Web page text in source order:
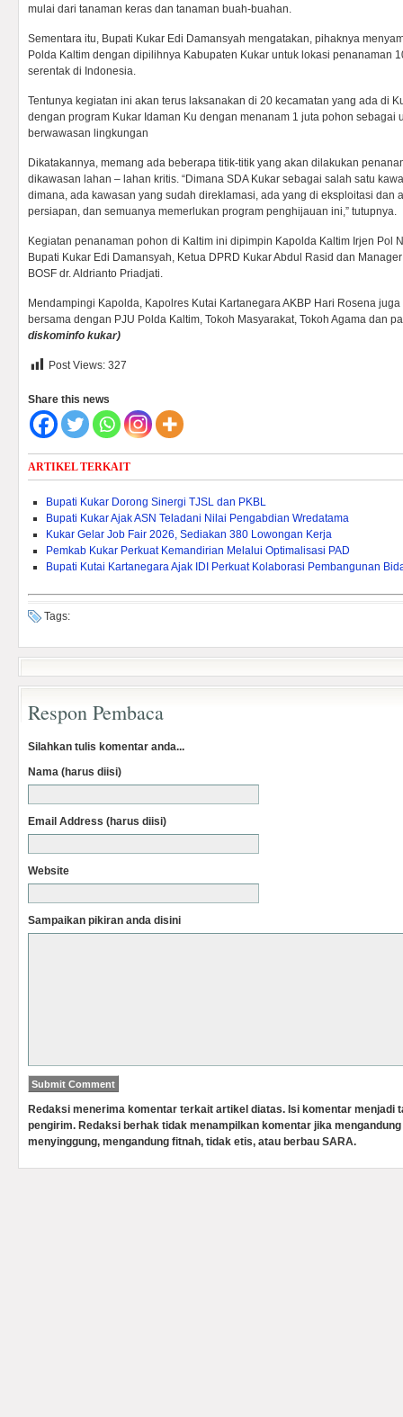
mulai dari tanaman keras dan tanaman buah-buahan.
Sementara itu, Bupati Kukar Edi Damansyah mengatakan, pihaknya
Polda Kaltim dengan dipilihnya Kabupaten Kukar untuk lokasi penanaman
serentak di Indonesia.
Tentunya kegiatan ini akan terus laksanakan di 20 kecamatan yang ada di
dengan program Kukar Idaman Ku dengan menanam 1 juta pohon sebagai
berwawasan lingkungan
Dikatakannya, memang ada beberapa titik-titik yang akan dilakukan
dikawasan lahan – lahan kritis. “Dimana SDA Kukar sebagai salah satu
dimana, ada kawasan yang sudah direklamasi, ada yang di eksploitasi dan
persiapan, dan semuanya memerlukan program penghijauan ini,” tutupnya.
Kegiatan penanaman pohon di Kaltim ini dipimpin Kapolda Kaltim Irjen Pol
Bupati Kukar Edi Damansyah, Ketua DPRD Kukar Abdul Rasid dan
BOSF dr. Aldrianto Priadjati.
Mendampingi Kapolda, Kapolres Kutai Kartanegara AKBP Hari Rosena
bersama dengan PJU Polda Kaltim, Tokoh Masyarakat, Tokoh Agama dan
diskominfo kukar)
Post Views: 327
Share this news
ARTIKEL TERKAIT
Bupati Kukar Dorong Sinergi TJSL dan PKBL
Bupati Kukar Ajak ASN Teladani Nilai Pengabdian Wredatama
Kukar Gelar Job Fair 2026, Sediakan 380 Lowongan Kerja
Pemkab Kukar Perkuat Kemandirian Melalui Optimalisasi PAD ‎
Bupati Kutai Kartanegara Ajak IDI Perkuat Kolaborasi Pembangunan
Tags:
Respon Pembaca
Silahkan tulis komentar anda...
Nama (harus diisi)
Email Address (harus diisi)
Website
Sampaikan pikiran anda disini
Redaksi menerima komentar terkait artikel diatas. Isi komentar menjadi
pengirim. Redaksi berhak tidak menampilkan komentar jika
menyinggung, mengandung fitnah, tidak etis, atau berbau SARA.